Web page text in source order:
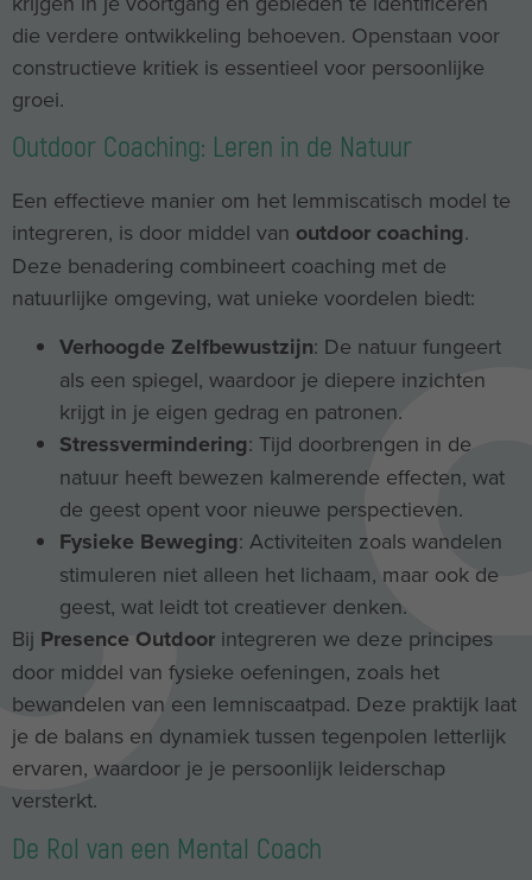
die verdere ontwikkeling behoeven. Openstaan voor
constructieve kritiek is essentieel voor persoonlijke
groei.
Outdoor Coaching: Leren in de Natuur
Een effectieve manier om het lemmiscatisch model te
integreren, is door middel van outdoor coaching.
Deze benadering combineert coaching met de
natuurlijke omgeving, wat unieke voordelen biedt:
Verhoogde Zelfbewustzijn: De natuur fungeert
als een spiegel, waardoor je diepere inzichten
krijgt in je eigen gedrag en patronen.
Stressvermindering: Tijd doorbrengen in de
natuur heeft bewezen kalmerende effecten, wat
de geest opent voor nieuwe perspectieven.
Fysieke Beweging: Activiteiten zoals wandelen
stimuleren niet alleen het lichaam, maar ook de
geest, wat leidt tot creatiever denken.
Bij Presence Outdoor integreren we deze principes
door middel van fysieke oefeningen, zoals het
bewandelen van een lemniscaatpad. Deze praktijk laat
je de balans en dynamiek tussen tegenpolen letterlijk
ervaren, waardoor je je persoonlijk leiderschap
versterkt.
De Rol van een Mental Coach